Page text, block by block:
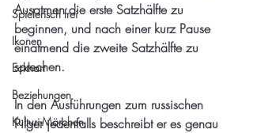
Spielerisch frei
Ikonen
Eckhart
Beziehungen
Kulturi-Märchen
Ausatmen die erste Satzhälfte zu
beginnen, und nach einer kurz Pause
einatmend die zweite Satzhälfte zu
sprechen.
In den Ausführungen zum russischen
Pilger jedenfalls beschreibt er es genau